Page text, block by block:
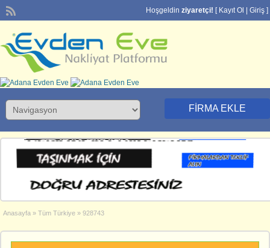
Hoşgeldin ziyaretçi! [ Kayıt Ol Giriş ]
FIRMA EKLE
Anasayfa » Tüm Türkiye » 928743